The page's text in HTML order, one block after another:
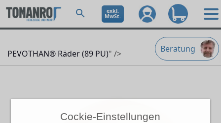
Cockie-Einstellungen
exkl.
MwSt.
Beratung
PEVOTHAN® Räder (89 PU)" />